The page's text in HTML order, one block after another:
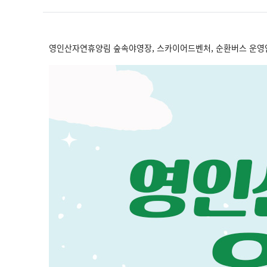
영인산자연휴양림 숲속야영장, 스카이어드벤처, 순환버스 운영